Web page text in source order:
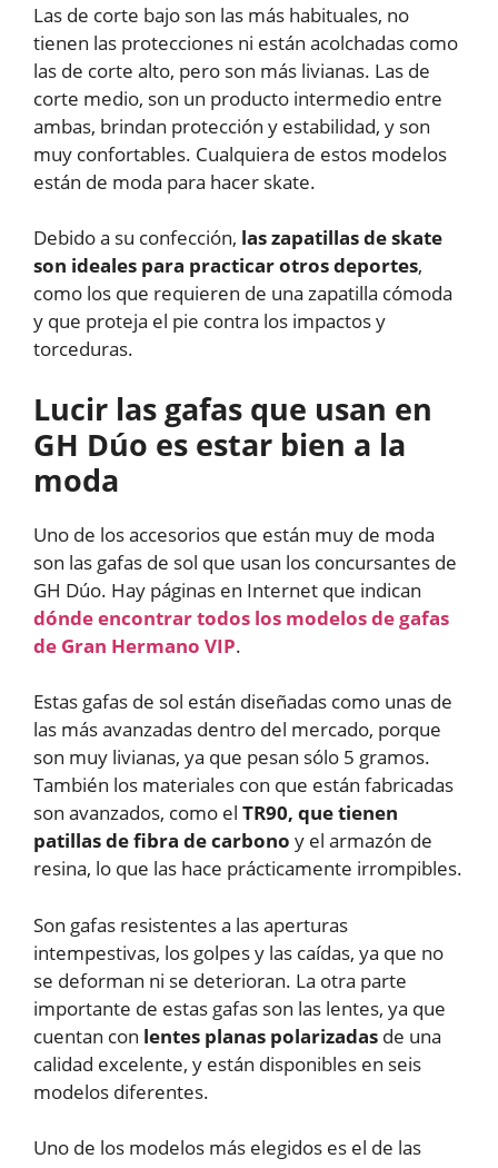
Las de corte bajo son las más habituales, no
tienen las protecciones ni están acolchadas como
las de corte alto, pero son más livianas. Las de
corte medio, son un producto intermedio entre
ambas, brindan protección y estabilidad, y son
muy confortables. Cualquiera de estos modelos
están de moda para hacer skate.
Debido a su confección, las zapatillas de skate
son ideales para practicar otros deportes,
como los que requieren de una zapatilla cómoda
y que proteja el pie contra los impactos y
torceduras.
Lucir las gafas que usan en
GH Dúo es estar bien a la
moda
Uno de los accesorios que están muy de moda
son las gafas de sol que usan los concursantes de
GH Dúo. Hay páginas en Internet que indican
dónde encontrar todos los modelos de gafas
de Gran Hermano VIP.
Estas gafas de sol están diseñadas como unas de
las más avanzadas dentro del mercado, porque
son muy livianas, ya que pesan sólo 5 gramos.
También los materiales con que están fabricadas
son avanzados, como el TR90, que tienen
patillas de fibra de carbono y el armazón de
resina, lo que las hace prácticamente irrompibles.
Son gafas resistentes a las aperturas
intempestivas, los golpes y las caídas, ya que no
se deforman ni se deterioran. La otra parte
importante de estas gafas son las lentes, ya que
cuentan con lentes planas polarizadas de una
calidad excelente, y están disponibles en seis
modelos diferentes.
Uno de los modelos más elegidos es el de las